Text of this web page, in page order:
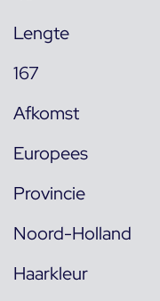
Lengte
167
Afkomst
Europees
Provincie
Noord-Holland
Haarkleur